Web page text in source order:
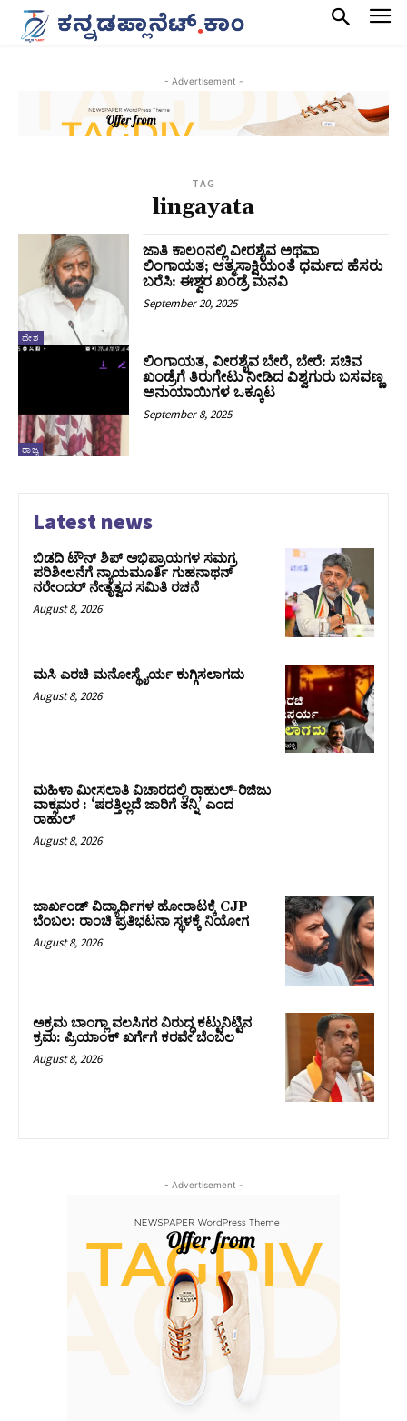
- Advertisement -
TAG
lingayata
ದೇಶ
ಜಾತಿ ಕಾಲಂನಲ್ಲಿ ವೀರಶೈವ ಅಥವಾ
ಲಿಂಗಾಯತ; ಆತ್ಮಸಾಕ್ಷಿಯಂತೆ ಧರ್ಮದ ಹೆಸರು
ಬರೆಸಿ: ಈಶ್ವರ ಖಂಡ್ರೆ ಮನವಿ
September 20, 2025
ರಾಜ್ಯ
ಲಿಂಗಾಯತ, ವೀರಶೈವ ಬೇರೆ, ಬೇರೆ: ಸಚಿವ
ಖಂಡ್ರೆಗೆ ತಿರುಗೇಟು ನೀಡಿದ ವಿಶ್ವಗುರು ಬಸವಣ್ಣ
ಅನುಯಾಯಿಗಳ ಒಕ್ಕೂಟ
September 8, 2025
Latest news
ಬಿಡದಿ ಟೌನ್ ಶಿಪ್ ಅಭಿಪ್ರಾಯಗಳ ಸಮಗ್ರ
ಪರಿಶೀಲನೆಗೆ ನ್ಯಾಯಮೂರ್ತಿ ಗುಹನಾಥನ್
ನರೇಂದರ್ ನೇತೃತ್ವದ ಸಮಿತಿ ರಚನೆ
August 8, 2026
ಮಸಿ ಎರಚಿ ಮನೋಸ್ಥೈರ್ಯ ಕುಗ್ಗಿಸಲಾಗದು
August 8, 2026
ಮಹಿಳಾ ಮೀಸಲಾತಿ ವಿಚಾರದಲ್ಲಿ ರಾಹುಲ್‌-ರಿಜಿಜು
ವಾಕ್ಸಮರ : ‘ಷರತ್ತಿಲ್ಲದೆ ಜಾರಿಗೆ ತನ್ನಿ’ ಎಂದ
ರಾಹುಲ್‌
August 8, 2026
ಜಾರ್ಖಂಡ್‌ ವಿದ್ಯಾರ್ಥಿಗಳ ಹೋರಾಟಕ್ಕೆ CJP
ಬೆಂಬಲ: ರಾಂಚಿ ಪ್ರತಿಭಟನಾ ಸ್ಥಳಕ್ಕೆ ನಿಯೋಗ
August 8, 2026
ಅಕ್ರಮ ಬಾಂಗ್ಲಾ ವಲಸಿಗರ ವಿರುದ್ಧ ಕಟ್ಟುನಿಟ್ಟಿನ
ಕ್ರಮ: ಪ್ರಿಯಾಂಕ್ ಖರ್ಗೆಗೆ ಕರವೇ ಬೆಂಬಲ
August 8, 2026
- Advertisement -